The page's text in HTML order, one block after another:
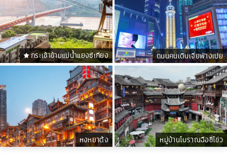
กระเช้าข้ามแม่น้ำแยงซีเกียง ถนนคนเดินเจี่ยฟ่างเปย
หงหยาต้ง หมู่บ้านโบราณฉือชี่โข่ว